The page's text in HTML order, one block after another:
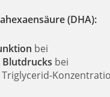
(DHA):
bei
Blutdrucks bei